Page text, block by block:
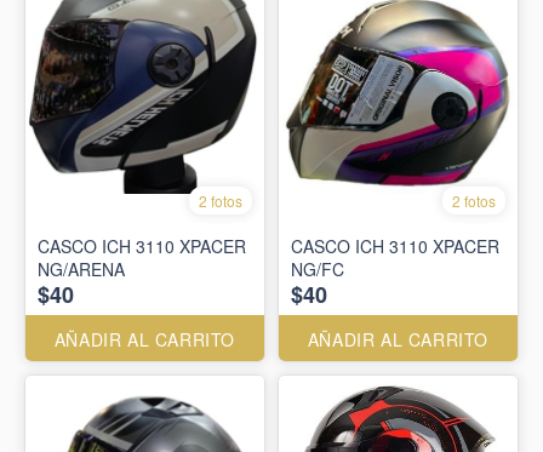
2 fotos
CASCO ICH 3110 XPACER
NG/ARENA
$40
AÑADIR AL CARRITO
2 fotos
CASCO ICH 3110 XPACER
NG/FC
$40
AÑADIR AL CARRITO